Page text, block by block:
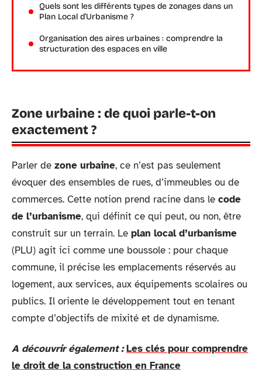
Quels sont les différents types de zonages dans un
Plan Local d’Urbanisme ?
Organisation des aires urbaines : comprendre la
structuration des espaces en ville
Zone urbaine : de quoi parle-t-on
exactement ?
Parler de zone urbaine, ce n’est pas seulement
évoquer des ensembles de rues, d’immeubles ou de
commerces. Cette notion prend racine dans le code
de l’urbanisme, qui définit ce qui peut, ou non, être
construit sur un terrain. Le plan local d’urbanisme
(PLU) agit ici comme une boussole : pour chaque
commune, il précise les emplacements réservés au
logement, aux services, aux équipements scolaires ou
publics. Il oriente le développement tout en tenant
compte d’objectifs de mixité et de dynamisme.
A découvrir également : Les clés pour comprendre
le droit de la construction en France